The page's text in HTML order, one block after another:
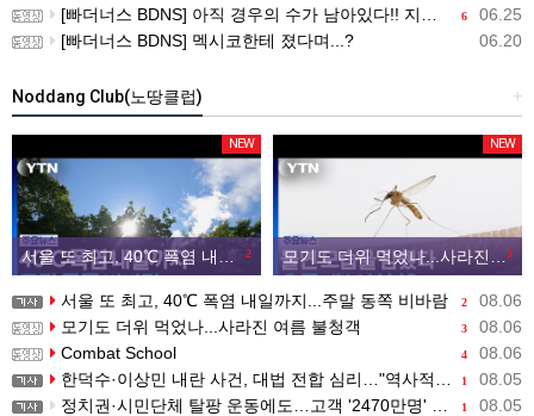
6 06.25
[빠더너스 BDNS] 아직 경우의 수가 남아있다!! 지금부터 시작이야!!
06.20
[빠더너스 BDNS] 멕시코한테 졌다며...?
+
Noddang Club(노땅클럽)
NEW
2
서울 또 최고, 40℃ 폭염 내일까지...주말 동쪽 비바람
NEW
3
모기도 더위 먹었나...사라진 여름 불청객
2 08.06
서울 또 최고, 40℃ 폭염 내일까지...주말 동쪽 비바람
3 08.06
모기도 더위 먹었나...사라진 여름 불청객
4 08.06
Combat School
1 08.05
한덕수·이상민 내란 사건, 대법 전합 심리…"역사적 사법평가"(종합)
1 08.05
정치권·시민단체 탈팡 운동에도…고객 '2470만명' 원상 회복, "고물가에 돌팡"